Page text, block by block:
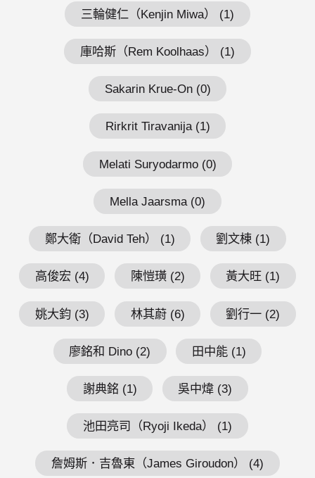
三輪健仁（Kenjin Miwa） (1)
庫哈斯（Rem Koolhaas） (1)
Sakarin Krue-On (0)
Rirkrit Tiravanija (1)
Melati Suryodarmo (0)
Mella Jaarsma (0)
鄭大衛（David Teh） (1) 劉文棟 (1)
高俊宏 (4) 陳愷璜 (2) 黃大旺 (1)
姚大鈞 (3) 林其蔚 (6) 劉行一 (2)
廖銘和 Dino (2) 田中能 (1)
謝典銘 (1) 吳中煒 (3)
池田亮司（Ryoji Ikeda） (1)
詹姆斯．吉魯東（James Giroudon） (4)